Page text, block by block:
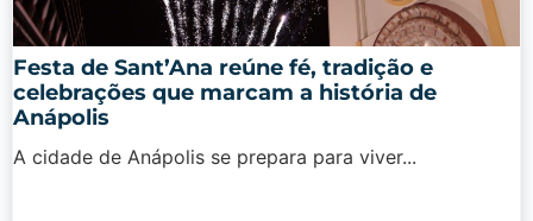
Festa de Sant’Ana reúne fé, tradição e
celebrações que marcam a história de
Anápolis
A cidade de Anápolis se prepara para viver...